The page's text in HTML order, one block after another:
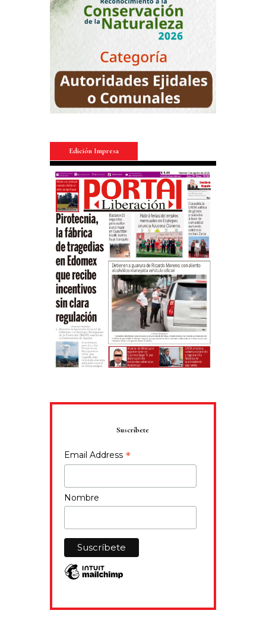
Edición Impresa
Suscríbete
Email Address *
Nombre